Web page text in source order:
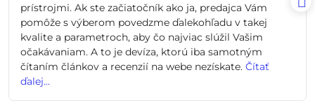
prístrojmi. Ak ste začiatočník ako ja, predajca Vám
pomôže s výberom povedzme ďalekohľadu v takej
kvalite a parametroch, aby čo najviac slúžil Vašim
očakávaniam. A to je devíza, ktorú iba samotným
čítaním článkov a recenzií na webe nezískate. Čítať
ďalej...